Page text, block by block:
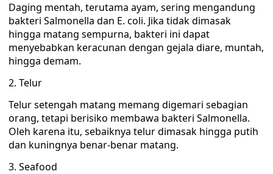
Daging mentah, terutama ayam, sering mengandung
bakteri Salmonella dan E. coli. Jika tidak dimasak
hingga matang sempurna, bakteri ini dapat
menyebabkan keracunan dengan gejala diare, muntah,
hingga demam.
2. Telur
Telur setengah matang memang digemari sebagian
orang, tetapi berisiko membawa bakteri Salmonella.
Oleh karena itu, sebaiknya telur dimasak hingga putih
dan kuningnya benar-benar matang.
3. Seafood